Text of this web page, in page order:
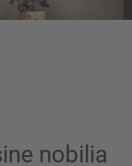
nobilia